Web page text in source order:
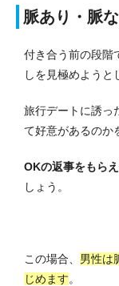
脈あり・脈
付き合う前の段階
しを見極めようと
旅行デートに誘っ
て好意があるのか
OKの返事をもら
しょう。
この場合、 男性は
じめます。